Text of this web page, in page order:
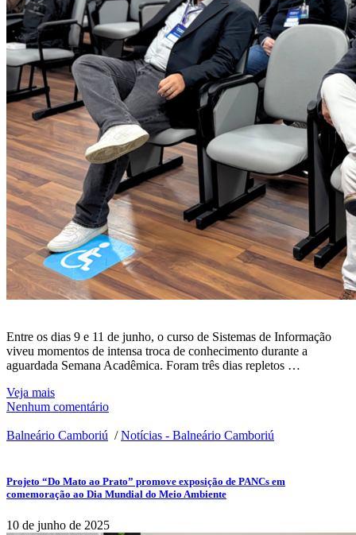
Entre os dias 9 e 11 de junho, o curso de Sistemas de Informação
viveu momentos de intensa troca de conhecimento durante a
aguardada Semana Acadêmica. Foram três dias repletos …
Veja mais
Nenhum comentário
Balneário Camboriú /Notícias - Balneário Camboriú
Projeto “Do Mato ao Prato” promove exposição de PANCs em
comemoração ao Dia Mundial do Meio Ambiente
10 de junho de 2025